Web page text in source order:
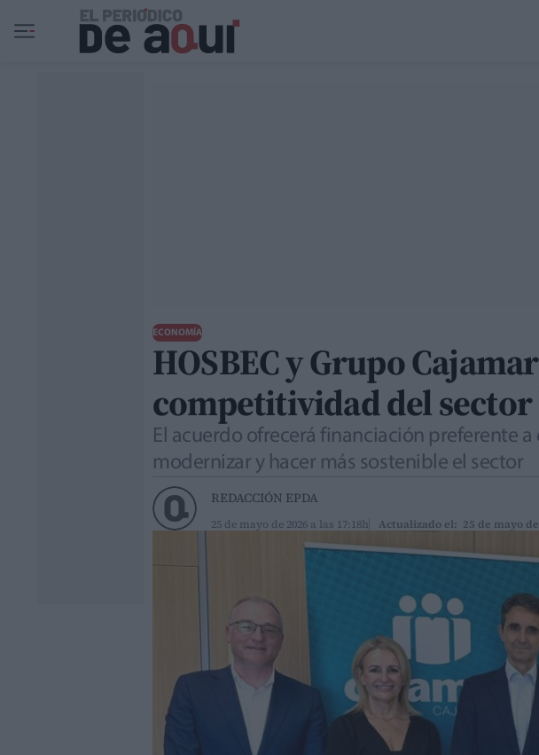
Ir al contenido principal
ECONOMÍA
HOSBEC y Grupo
competitividad del
El acuerdo ofrecerá financiación preferente
modernizar y hacer más sostenible el sector
REDACCIÓN EPDA
25 de mayo de 2026 a las 17:18h Actualizado el: 25 de mayo de